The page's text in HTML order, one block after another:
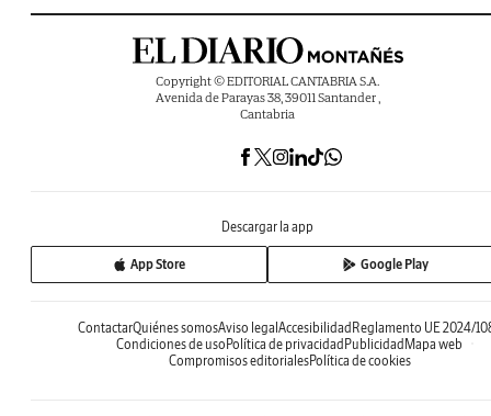
Copyright © EDITORIAL CANTABRIA S.A.
Avenida de Parayas 38, 39011 Santander ,
Cantabria
Descargar la app
App Store Google Play
ContactarQuiénes somosAviso legalAccesibilidadReglamento UE 2024/
Condiciones de usoPolítica de privacidadPublicidadMapa web
Compromisos editorialesPolítica de cookies